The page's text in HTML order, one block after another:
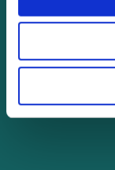
Er du